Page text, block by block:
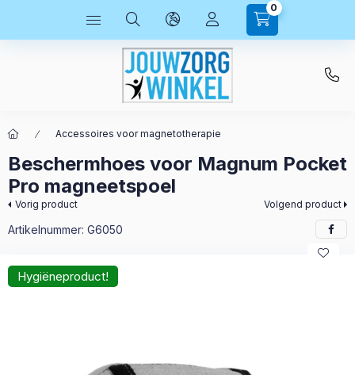
0
Accessoires voor magnetotherapie
Beschermhoes voor Magnum Pocket
Pro magneetspoel
Vorig product Volgend product
Artikelnummer: G6050
Hygiëneproduct!